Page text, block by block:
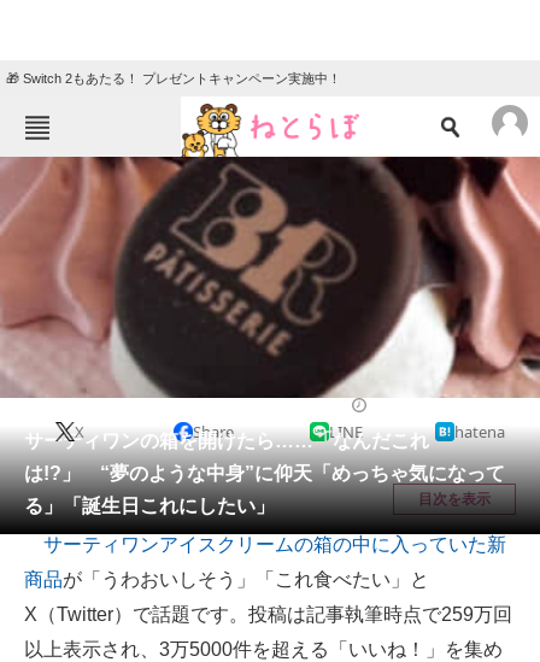
🎁 Switch 2もあたる！ プレゼントキャンペーン実施中！
ねとらぼメニュー
TOP ニュース
エンタメ クイズ
地域
住まい 教育・育児
リサーチ
会員記事
メディア
注目記事を集めた総合ページ
ITの今と未来を見通す
スマホと通信の最新トレンド
サーティワンの箱を開けたら……「なんだこれ
は!?」 “夢のような中身”に仰天「めっちゃ気になって
る」「誕生日これにしたい」
X Share LINE hatena
目次を表示
サーティワンアイスクリームの箱の中に入っていた新
商品が「うわおいしそう」「これ食べたい」と
X（Twitter）で話題です。投稿は記事執筆時点で259万回
以上表示され、3万5000件を超える「いいね！」を集め